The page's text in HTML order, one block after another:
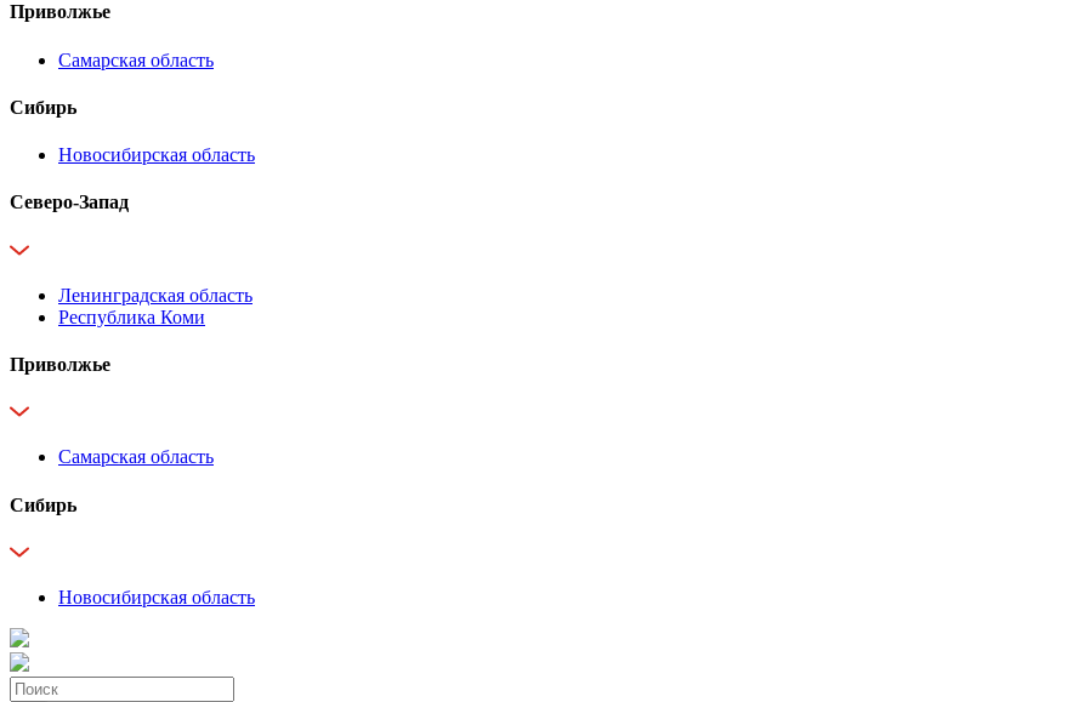
Приволжье
Самарская область
Сибирь
Новосибирская область
Северо-Запад
Ленинградская область
Республика Коми
Приволжье
Самарская область
Сибирь
Новосибирская область